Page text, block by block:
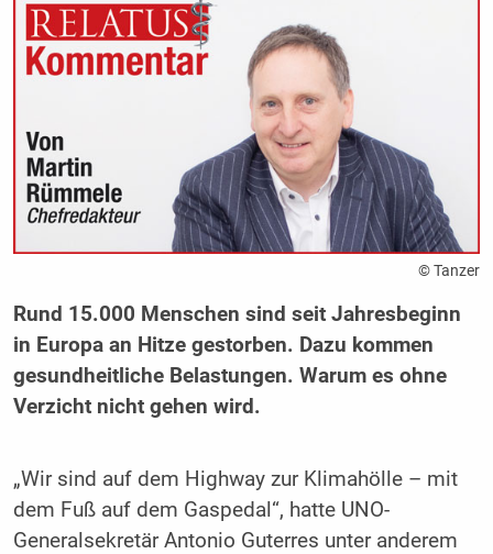
© Tanzer
Rund 15.000 Menschen sind seit Jahresbeginn
in Europa an Hitze gestorben. Dazu kommen
gesundheitliche Belastungen. Warum es ohne
Verzicht nicht gehen wird.
„Wir sind auf dem Highway zur Klimahölle – mit
dem Fuß auf dem Gaspedal“, hatte UNO-
Generalsekretär Antonio Guterres unter anderem